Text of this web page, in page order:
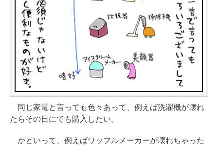
同じ家電と言っても色々あって、例えば洗濯機が壊れ
たらその日にでも購入したい。
かといって、例えばワッフルメーカーが壊れちゃった